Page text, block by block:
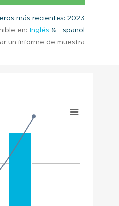
más recientes: 2023
en: Inglés & Español
un informe de muestra